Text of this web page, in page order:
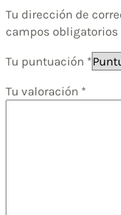
Tu dirección de
campos
Tu puntuación *
Tu valoración *